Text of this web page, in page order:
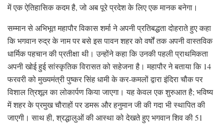
में एक ऐतिहासिक कदम है, जो अब पूरे प्रदेश के लिए एक मानक बनेगा।
सम्मान से अभिभूत महापौर विकास शर्मा ने अपनी प्रतिबद्धता दोहराते हुए कहा
कि भगवान रुद्र के नाम पर बसे इस पावन शहर को वर्षों तक अपनी वास्तविक
धार्मिक पहचान की प्रतीक्षा थी। उन्होंने कहा कि उनकी पहली प्राथमिकता
अपनी खोई हुई सांस्कृतिक विरासत को सहेजना है। महापौर ने बताया कि 14
फरवरी को मुख्यमंत्री पुष्कर सिंह धामी के कर-कमलों द्वारा इंदिरा चौक पर
विशाल त्रिशूल का लोकार्पण किया जाएगा। यह केवल एक शुरुआत है; भविष्य
में शहर के प्रमुख चौराहों पर डमरू और हनुमान जी की गदा भी स्थापित की
जाएगी। साथ ही, श्रद्धालुओं की आस्था को देखते हुए भगवान शिव की 51